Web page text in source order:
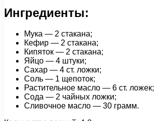
Ингредиенты:
Мука — 2 стакана;
Кефир — 2 стакана;
Кипяток — 2 стакана;
Яйцо — 4 штуки;
Сахар — 4 ст. ложки;
Соль — 1 щепоток;
Растительное масло — 6 ст. ложек;
Сода — 2 чайных ложки;
Сливочное масло — 30 грамм.